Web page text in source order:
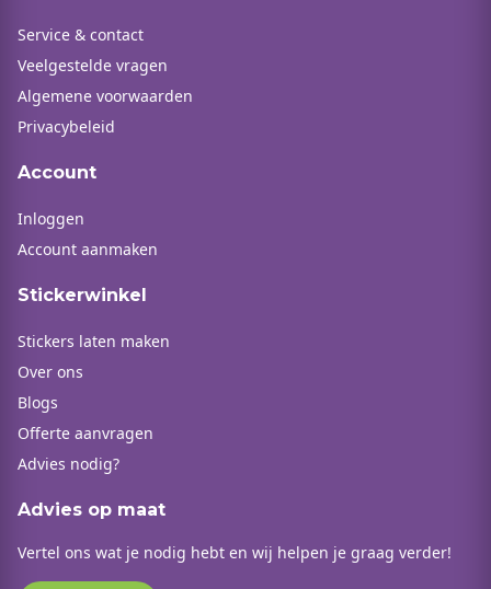
Service & contact
Veelgestelde vragen
Algemene voorwaarden
Privacybeleid
Account
Inloggen
Account aanmaken
Stickerwinkel
Stickers laten maken
Over ons
Blogs
Offerte aanvragen
Advies nodig?
Advies op maat
Vertel ons wat je nodig hebt en wij helpen je graag verder!